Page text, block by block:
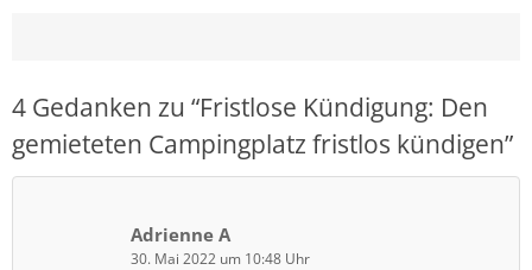
4 Gedanken zu “Fristlose Kündigung: Den
gemieteten Campingplatz fristlos kündigen”
Adrienne A
30. Mai 2022 um 10:48 Uhr